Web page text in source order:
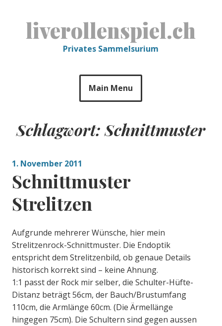
liverollenspiel.ch
Privates Sammelsurium
Main Menu
Schlagwort:Schnittmuster
1. November 2011
Schnittmuster
Strelitzen
Aufgrunde mehrerer Wünsche, hier mein
Strelitzenrock-Schnittmuster. Die Endoptik
entspricht dem Strelitzenbild, ob genaue Details
historisch korrekt sind – keine Ahnung.
1:1 passt der Rock mir selber, die Schulter-Hüfte-
Distanz beträgt 56cm, der Bauch/Brustumfang
110cm, die Armlänge 60cm. (Die Ärmellänge
hingegen 75cm). Die Schultern sind gegen aussen